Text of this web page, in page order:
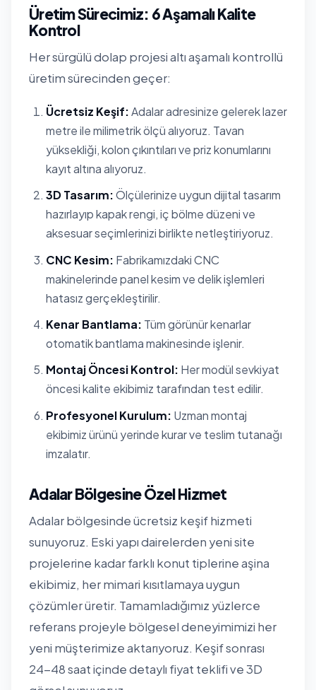
Üretim Sürecimiz: 6 Aşamalı Kalite
Kontrol
Her sürgülü dolap projesi altı aşamalı kontrollü
üretim sürecinden geçer:
Ücretsiz Keşif:Adalar adresinize gelerek lazer
metre ile milimetrik ölçü alıyoruz. Tavan
yüksekliği, kolon çıkıntıları ve priz konumlarını
kayıt altına alıyoruz.
3D Tasarım:Ölçülerinize uygun dijital tasarım
hazırlayıp kapak rengi, iç bölme düzeni ve
aksesuar seçimlerinizi birlikte netleştiriyoruz.
CNC Kesim: Fabrikamızdaki CNC
makinelerinde panel kesim ve delik işlemleri
hatasız gerçekleştirilir.
Kenar Bantlama: Tüm görünür kenarlar
otomatik bantlama makinesinde işlenir.
Montaj Öncesi Kontrol: Her modül sevkiyat
öncesi kalite ekibimiz tarafından test edilir.
Profesyonel Kurulum: Uzman montaj
ekibimiz ürünü yerinde kurar ve teslim tutanağı
imzalatır.
Adalar Bölgesine Özel Hizmet
Adalar bölgesinde ücretsiz keşif hizmeti
sunuyoruz. Eski yapı dairelerden yeni site
projelerine kadar farklı konut tiplerine aşina
ekibimiz, her mimari kısıtlamaya uygun
çözümler üretir. Tamamladığımız yüzlerce
referans projeyle bölgesel deneyimimizi her
yeni müşterimize aktarıyoruz. Keşif sonrası
24-48 saat içinde detaylı fiyat teklifi ve 3D